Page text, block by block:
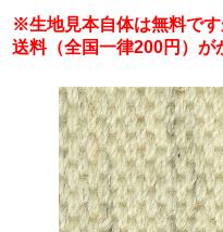
※生地見本自体は無料で
送料（全国一律200円）が